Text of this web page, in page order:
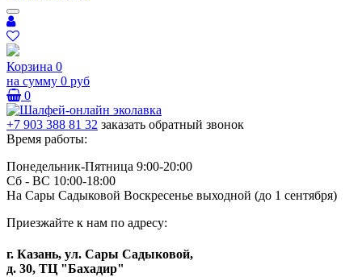
Корзина 0
на сумму 0 руб
0
+7 903 388 81 32 заказать обратный звонок
Время работы:
Понедельник-Пятница 9:00-20:00
Сб - ВС 10:00-18:00
На Сары Садыковой Воскресенье выходной (до 1 сентября)
Приезжайте к нам по адресу:
г. Казань, ул. Сары Садыковой,
д. 30, ТЦ "Бахадир"